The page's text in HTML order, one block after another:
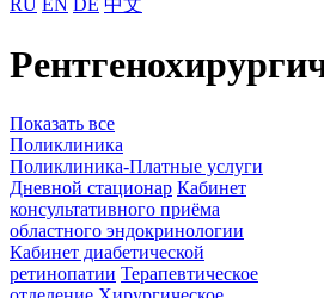
RU EN DE 中文
Показать все
Поликлиника
Поликлиника-Платные услуги
Дневной стационар Кабинет
консультативного приёма
областного эндокринологии
Кабинет диабетической
ретинопатии Терапевтическое